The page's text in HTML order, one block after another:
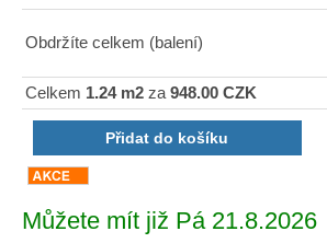
Obdržíte celkem (balení)
Celkem 1.24 m2 za948.00 CZK
Můžete mít již Pá 21.8.2026